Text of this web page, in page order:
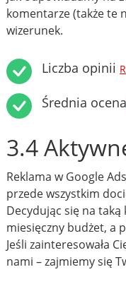
komentarze (także te
wizerunek.
Liczba opinii
Średnia ocena
3.4
Reklama w Google
przede wszystkim
Decydując się na
miesięczny budżet, a
Jeśli zainteresowała
nami – zajmiemy się